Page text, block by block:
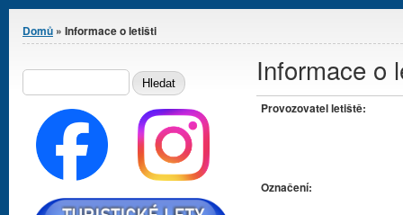
Jste zde
Domů » Informace o letišti
Informace o
Provozovatel letiště:
Označení:
Vyhledávání